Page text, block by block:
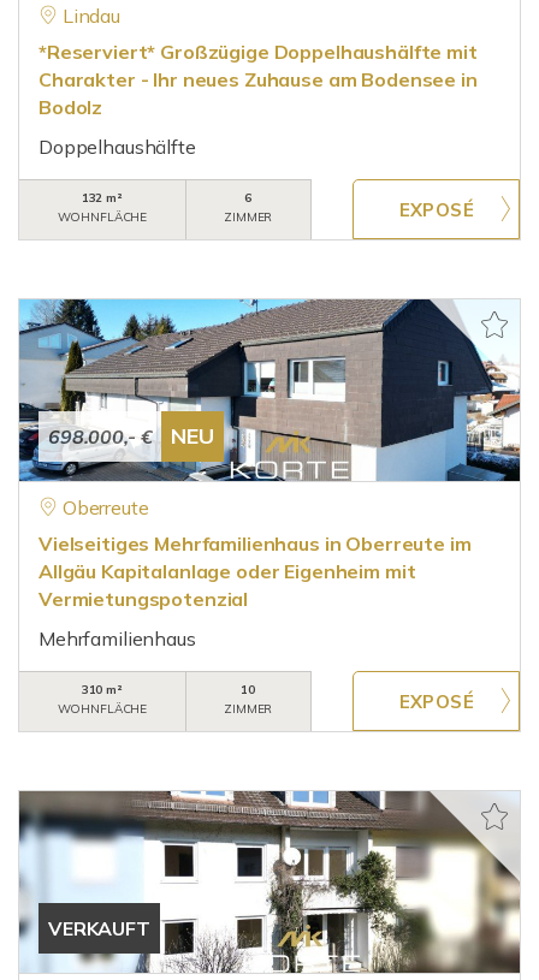
Lindau
*Reserviert* Großzügige Doppelhaushälfte mit
Charakter - Ihr neues Zuhause am Bodensee in
Bodolz
Doppelhaushälfte
132 m²
WOHNFLÄCHE
6
ZIMMER
698.000,- € NEU
Oberreute
Vielseitiges Mehrfamilienhaus in Oberreute im
Allgäu Kapitalanlage oder Eigenheim mit
Vermietungspotenzial
Mehrfamilienhaus
310 m²
WOHNFLÄCHE
10
ZIMMER
VERKAUFT